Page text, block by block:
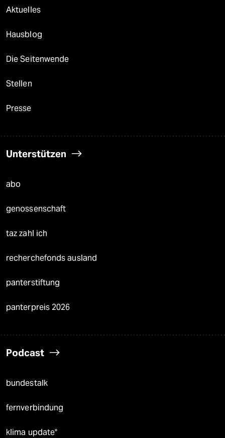
Aktuelles
Hausblog
Die Seitenwende
Stellen
Presse
Unterstützen
abo
genossenschaft
taz zahl ich
recherchefonds ausland
panterstiftung
panterpreis 2026
Podcast
bundestalk
fernverbindung
klima update°